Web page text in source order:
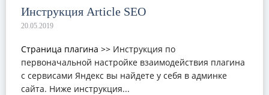
Инструкция Article SEO
Страница плагина >> Инструкция по
первоначальной настройке взаимодействия плагина
с сервисами Яндекс вы найдете у себя в админке
сайта. Ниже инструкция...